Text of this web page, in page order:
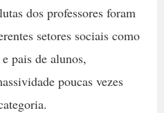
dos professores foram
setores sociais como
pais de alunos,
poucas vezes